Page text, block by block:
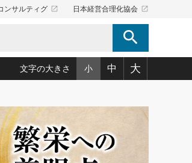
ンサルティグ launch 日本経営合理化協会 launch
search
人(127)
営学(132)
めの「か・ら・だマネジメント」
・仕事術(180)
インタビュー(44)
営ニュース(100)
庵(けいえいむぎょうあん)(166)
文字の大きさ 小 中 大